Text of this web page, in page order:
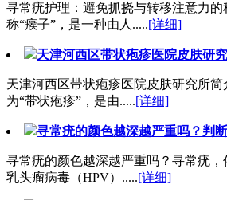
寻常疣护理：避免抓挠与转移注意力
称“瘊子”，是一种由人.....[详细]
天津河西区带状疱疹医院皮肤研
天津河西区带状疱疹医院皮肤研究所
为“带状疱疹”，是由.....[详细]
寻常疣的颜色越深越严重吗？判
寻常疣的颜色越深越严重吗？寻常疣，
乳头瘤病毒（HPV）.....[详细]